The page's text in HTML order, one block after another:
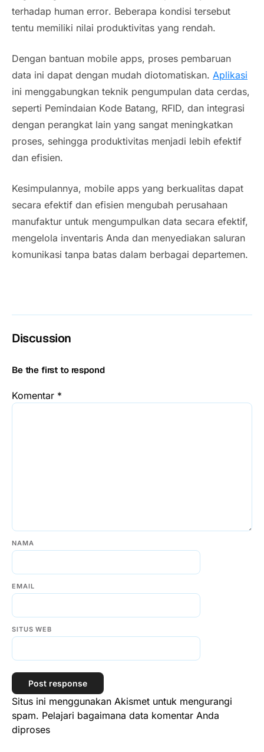
terhadap human error. Beberapa kondisi tersebut
tentu memiliki nilai produktivitas yang rendah.
Dengan bantuan mobile apps, proses pembaruan
data ini dapat dengan mudah diotomatiskan. Aplikasi
ini menggabungkan teknik pengumpulan data cerdas,
seperti Pemindaian Kode Batang, RFID, dan integrasi
dengan perangkat lain yang sangat meningkatkan
proses, sehingga produktivitas menjadi lebih efektif
dan efisien.
Kesimpulannya, mobile apps yang berkualitas dapat
secara efektif dan efisien mengubah perusahaan
manufaktur untuk mengumpulkan data secara efektif,
mengelola inventaris Anda dan menyediakan saluran
komunikasi tanpa batas dalam berbagai departemen.
Discussion
Be the first to respond
Komentar *
NAMA
EMAIL
SITUS WEB
Situs ini menggunakan Akismet untuk mengurangi
spam. Pelajari bagaimana data komentar Anda
diproses